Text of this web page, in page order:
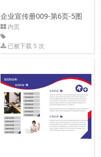
企业宣传册009-第6页-5图
内页
已被下载 5 次